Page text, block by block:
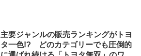
主要ジャンルの販売ランキングがトヨ
タ一色!? どのカテゴリーでも圧倒的